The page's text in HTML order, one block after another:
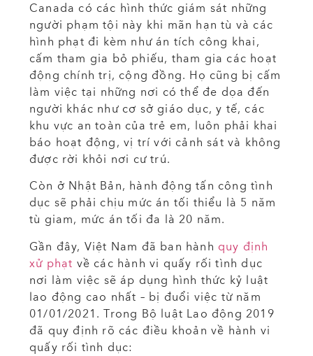
Canada có các hình thức giám sát những
người phạm tội này khi mãn hạn tù và các
hình phạt đi kèm như án tích công khai,
cấm tham gia bỏ phiếu, tham gia các hoạt
động chính trị, cộng đồng. Họ cũng bị cấm
làm việc tại những nơi có thể đe dọa đến
người khác như cơ sở giáo dục, y tế, các
khu vực an toàn của trẻ em, luôn phải khai
báo hoạt động, vị trí với cảnh sát và không
được rời khỏi nơi cư trú.
Còn ở Nhật Bản, hành động tấn công tình
dục sẽ phải chịu mức án tối thiểu là 5 năm
tù giam, mức án tối đa là 20 năm.
Gần đây, Việt Nam đã ban hành quy định
xử phạt về các hành vi quấy rối tình dục
nơi làm việc sẽ áp dụng hình thức kỷ luật
lao động cao nhất – bị đuổi việc từ năm
01/01/2021. Trong Bộ luật Lao động 2019
đã quy định rõ các điều khoản về hành vi
quấy rối tình dục: